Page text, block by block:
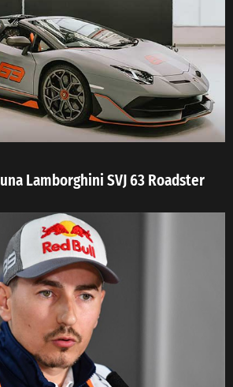
Lamborghini SVJ 63 Roadster